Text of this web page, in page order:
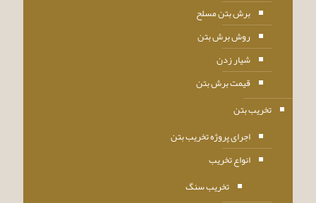
برش بتن مسلح
روش برش بتن
شیار زدن
قیمت برش بتن
تخریب بتن
اجرای پروژه تخریب بتن
انواع تخریب
تخریب سنگ